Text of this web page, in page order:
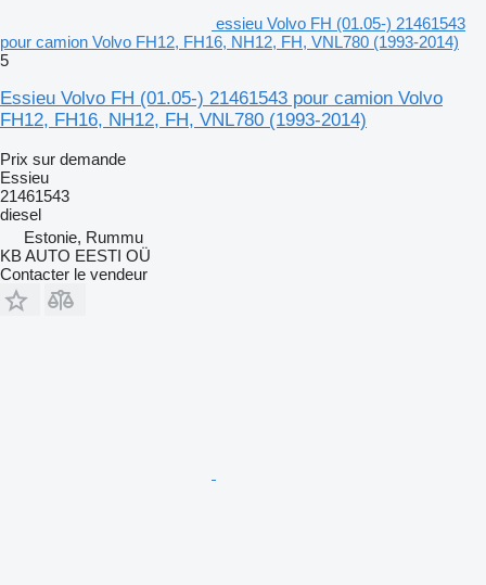
essieu Volvo FH (01.05-) 21461543
pour camion Volvo FH12, FH16, NH12, FH, VNL780 (1993-2014)
5
Essieu Volvo FH (01.05-) 21461543 pour camion Volvo
FH12, FH16, NH12, FH, VNL780 (1993-2014)
Prix sur demande
Essieu
21461543
diesel
Estonie, Rummu
KB AUTO EESTI OÜ
Contacter le vendeur